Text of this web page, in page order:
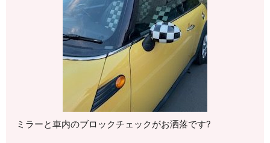
ミラーと車内のブロックチェックがお洒落です?